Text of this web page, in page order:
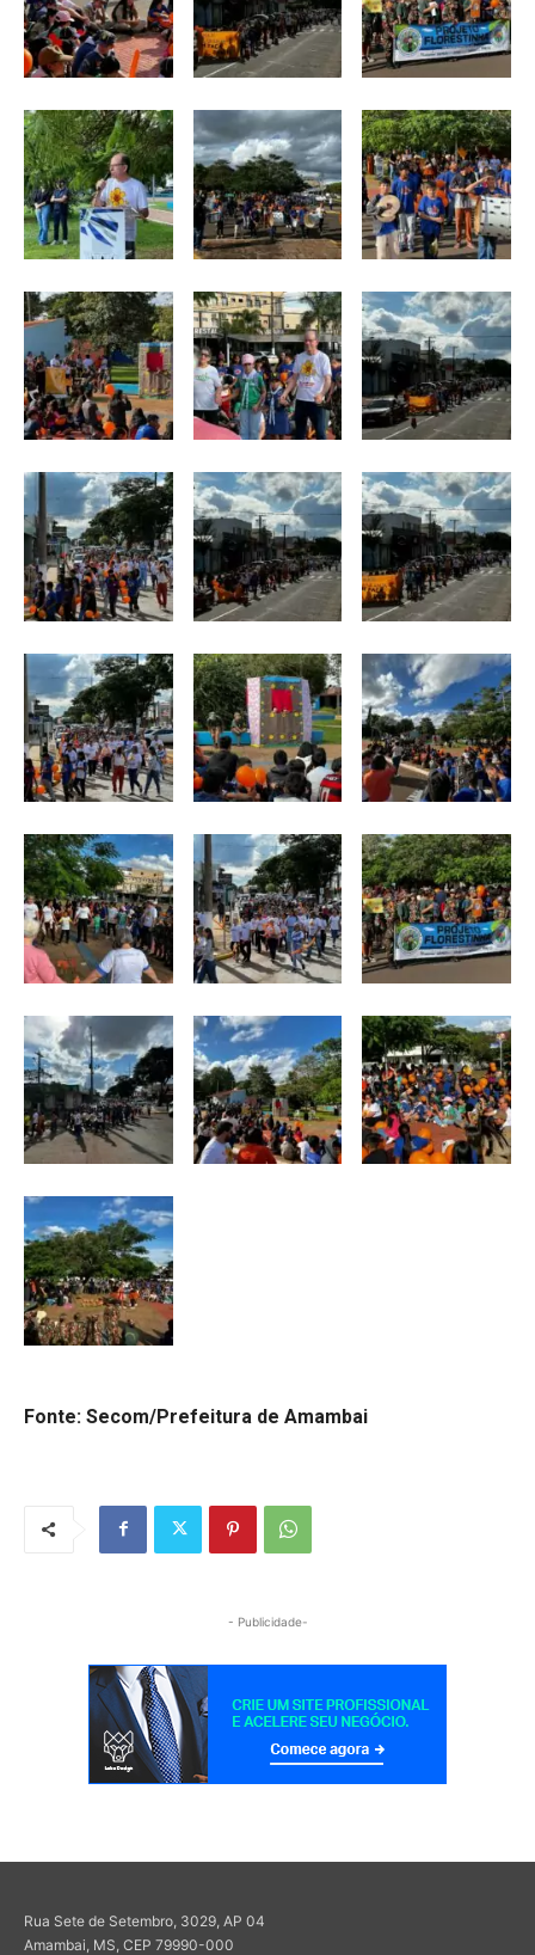
Fonte: Secom/Prefeitura de Amambai
- Publicidade-
Rua Sete de Setembro, 3029, AP 04
Amambai, MS, CEP 79990-000